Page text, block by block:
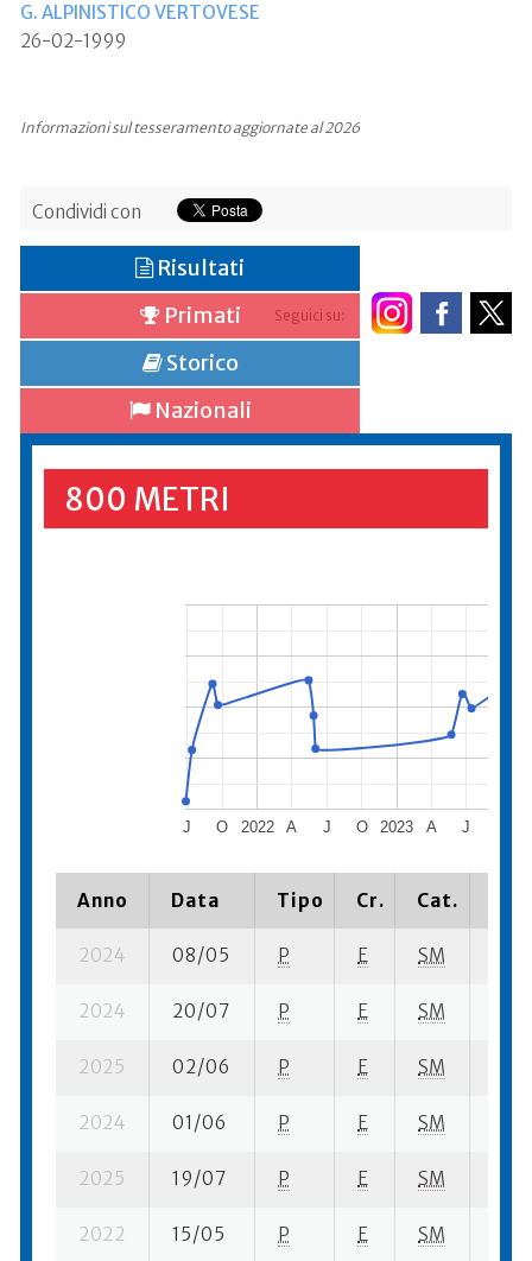
G. ALPINISTICO VERTOVESE
26-02-1999
Informazioni sul tesseramento aggiornate al 2026
Condividi con
Seguici su:
Risultati
Primati
Storico
Nazionali
800 METRI
2022 2023
J O A J O A J
Anno Data Tipo Cr. Cat.
2024 08/05 P E SM
2024 20/07 P E SM
2025 02/06 P E SM
2024 01/06 P E SM
2025 19/07 P E SM
2022 15/05 P E SM